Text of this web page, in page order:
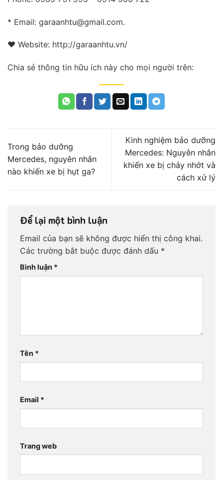
* Email: garaanhtu@gmail.com.
❤ Website: http://garaanhtu.vn/
Chia sẻ thông tin hữu ích này cho mọi người trên:
Trong bảo dưỡng
Mercedes, nguyên nhân
nào khiến xe bị hụt ga?
Kinh nghiệm bảo dưỡng
Mercedes: Nguyên nhân
khiến xe bị chảy nhớt và
cách xử lý
Để lại một bình luận
Email của bạn sẽ không được hiển thị công khai.
Các trường bắt buộc được đánh dấu *
Bình luận *
Tên *
Email *
Trang web